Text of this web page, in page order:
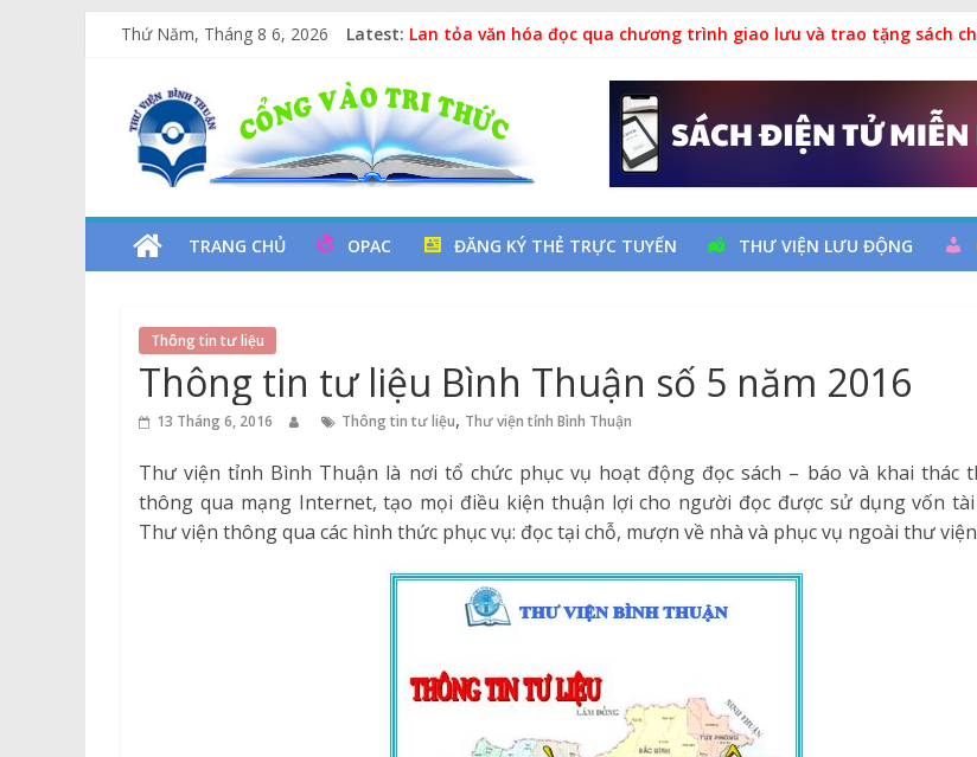
Thứ Năm, Tháng 8 6, 2026 Latest:
Vịt Con Cẩu Thả
Lan tỏa văn hóa đọc qua chương trình giao lưu và trao tặng sách
Chuyên đề sách: “Uống nước nhớ nguồn”
Các yếu tố nguy cơ đột quỵ não và dự phòng
Thư
Viện
Tỉnh
Bình
Thuận
Cổng
Tri
Thức
TRANG CHỦ OPAC ĐĂNG KÝ THẺ TRỰC TUYẾN THƯ VIỆN LƯU ĐỘNG
Thông tin tư liệu
Thông tin tư liệu Bình Thuận số 5 năm 2016
13 Tháng 6, 2016 Thông tin tư liệu, Thư viện tỉnh Bình Thuận
Thư viện tỉnh Bình Thuận là nơi tổ chức phục vụ hoạt động đọc sách – báo và khai thác
thông qua mạng Internet, tạo mọi điều kiện thuận lợi cho người đọc được sử dụng vốn
Thư viện thông qua các hình thức phục vụ: đọc tại chỗ, mượn về nhà và phục vụ ngoài thư